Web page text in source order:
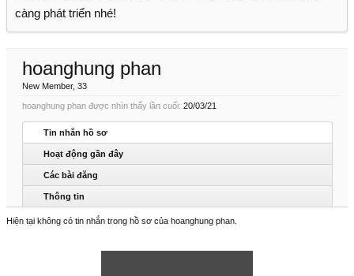
càng phát triển nhé!
hoanghung phan
New Member, 33
hoanghung phan được nhìn thấy lần cuối: 20/03/21
Tin nhắn hồ sơ
Hoạt động gần đây
Các bài đăng
Thông tin
Hiện tại không có tin nhắn trong hồ sơ của hoanghung phan.